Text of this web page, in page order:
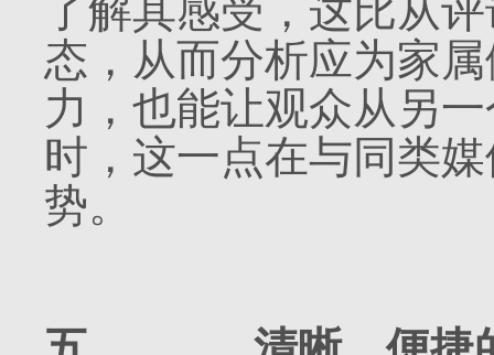
了解其感受，这比从
态，从而分析应为家
力，也能让观众从另
时，这一点在与同类
势。